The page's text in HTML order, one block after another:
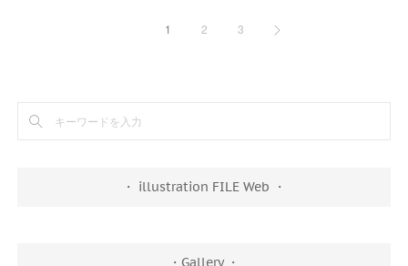
1 2 3
・ illustration FILE Web ・
・Gallery ・